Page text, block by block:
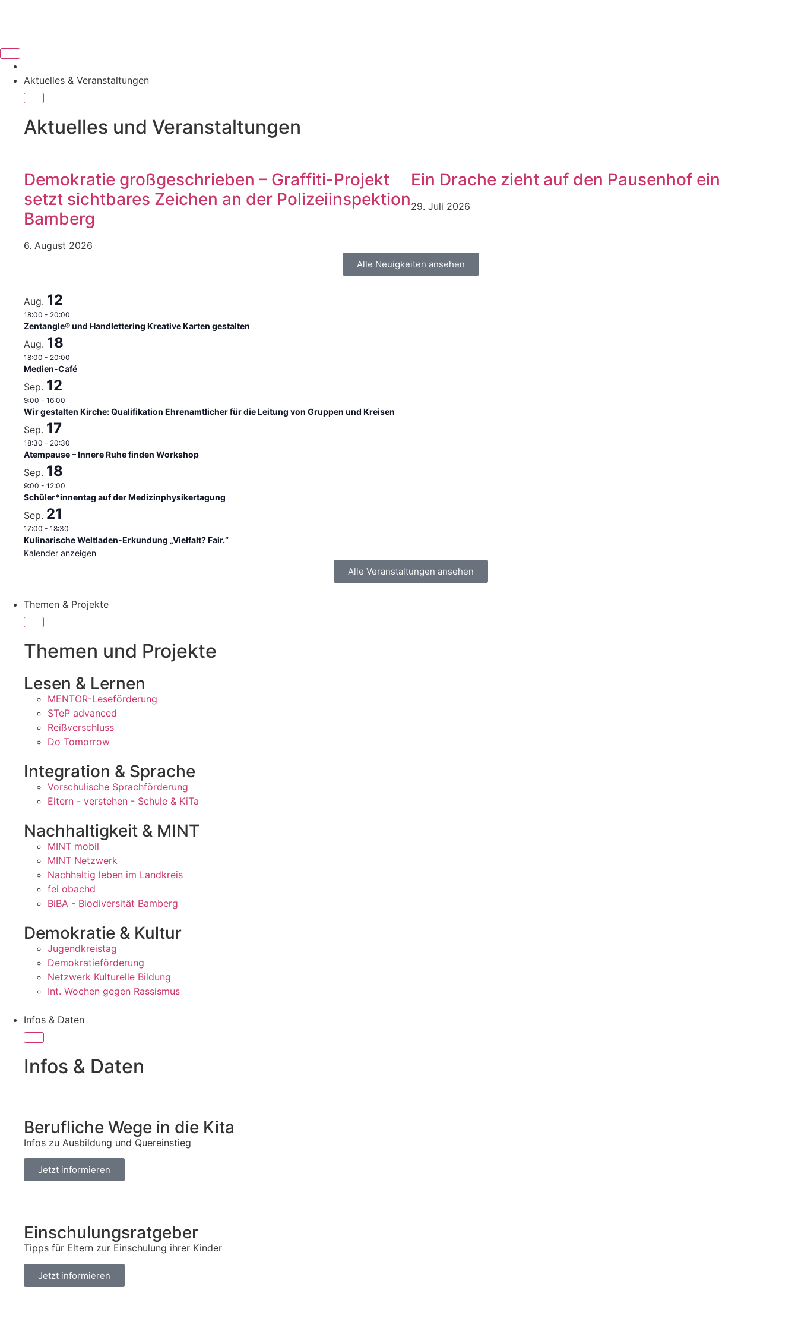
Aktuelles & Veranstaltungen
Aktuelles und Veranstaltungen
Demokratie großgeschrieben – Graffiti-Projekt
setzt sichtbares Zeichen an der Polizeiinspektion
Bamberg
6. August 2026
Ein Drache zieht auf den Pausenhof ein
29. Juli 2026
Alle Neuigkeiten ansehen
Aug. 12
18:00 - 20:00
Zentangle® und Handlettering Kreative Karten gestalten
Aug. 18
18:00 - 20:00
Medien-Café
Sep. 12
9:00 - 16:00
Wir gestalten Kirche: Qualifikation Ehrenamtlicher für die Leitung von Gruppen und Kreisen
Sep. 17
18:30 - 20:30
Atempause – Innere Ruhe finden Workshop
Sep. 18
9:00 - 12:00
Schüler*innentag auf der Medizinphysikertagung
Sep. 21
17:00 - 18:30
Kulinarische Weltladen-Erkundung „Vielfalt? Fair.“
Kalender anzeigen
Alle Veranstaltungen ansehen
Themen & Projekte
Themen und Projekte
Lesen & Lernen
MENTOR-Leseförderung
STeP advanced
Reißverschluss
Do Tomorrow
Integration & Sprache
Vorschulische Sprachförderung
Eltern - verstehen - Schule & KiTa
Nachhaltigkeit & MINT
MINT mobil
MINT Netzwerk
Nachhaltig leben im Landkreis
fei obachd
BiBA - Biodiversität Bamberg
Demokratie & Kultur
Jugendkreistag
Demokratieförderung
Netzwerk Kulturelle Bildung
Int. Wochen gegen Rassismus
Infos & Daten
Infos & Daten
Berufliche Wege in die Kita
Infos zu Ausbildung und Quereinstieg
Jetzt informieren
Einschulungsratgeber
Tipps für Eltern zur Einschulung ihrer Kinder
Jetzt informieren